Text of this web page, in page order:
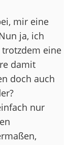
mir eine
ja, ich
eine
damit
doch auch
nur